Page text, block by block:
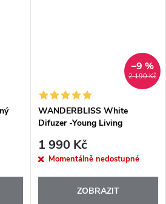
2 190 Kč
–9 %
WANDERBLISS White
Difuzer -Young Living
1 990 Kč
Momentálně nedostupné
ZOBRAZIT